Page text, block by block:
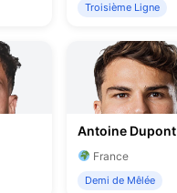
Troisième Ligne
Antoine Dupont
France
Demi de Mêlée